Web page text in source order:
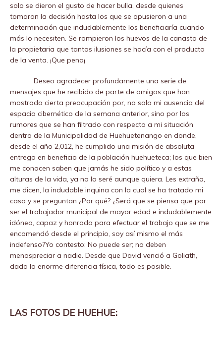
solo se dieron el gusto de hacer bulla, desde quienes
tomaron la decisión hasta los que se opusieron a una
determinación que indudablemente los beneficiaría cuando
más lo necesiten. Se rompieron los huevos de la canasta de
la propietaria que tantas ilusiones se hacía con el producto
de la venta. ¡Que pena¡
Deseo agradecer profundamente una serie de
mensajes que he recibido de parte de amigos que han
mostrado cierta preocupación por, no solo mi ausencia del
espacio cibernético de la semana anterior, sino por los
rumores que se han filtrado con respecto a mi situación
dentro de la Municipalidad de Huehuetenango en donde,
desde el año 2,012, he cumplido una misión de absoluta
entrega en beneficio de la población huehueteca; los que bien
me conocen saben que jamás he sido político y a estas
alturas de la vida, ya no lo seré aunque quiera. Les extraña,
me dicen, la indudable inquina con la cual se ha tratado mi
caso y se preguntan ¿Por qué? ¿Será que se piensa que por
ser el trabajador municipal de mayor edad e indudablemente
idóneo, capaz y honrado para efectuar el trabajo que se me
encomendó desde el principio, soy así mismo el más
indefenso?Yo contesto: No puede ser; no deben
menospreciar a nadie. Desde que David venció a Goliath,
dada la enorme diferencia física, todo es posible.
LAS FOTOS DE HUEHUE: